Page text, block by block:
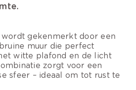
gekenmerkt door een
muur die perfect
witte plafond en de licht
zorgt voor een
sfeer – ideaal om tot rust te